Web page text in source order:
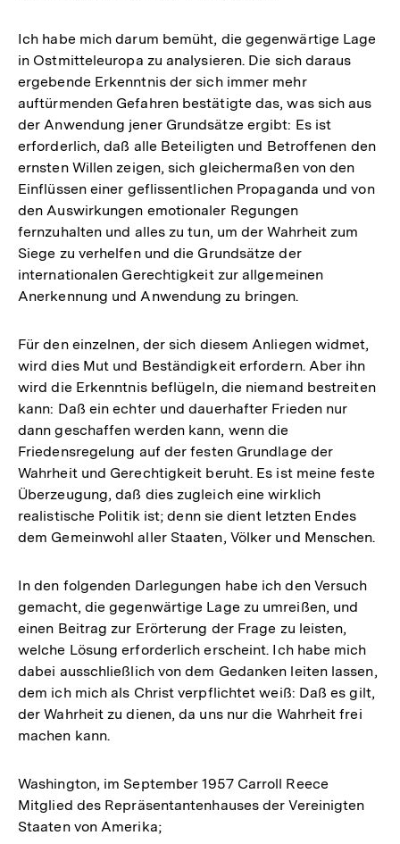
Ich habe mich darum bemüht, die gegenwärtige Lage
in Ostmitteleuropa zu analysieren. Die sich daraus
ergebende Erkenntnis der sich immer mehr
auftürmenden Gefahren bestätigte das, was sich aus
der Anwendung jener Grundsätze ergibt: Es ist
erforderlich, daß alle Beteiligten und Betroffenen den
ernsten Willen zeigen, sich gleichermaßen von den
Einflüssen einer geflissentlichen Propaganda und von
den Auswirkungen emotionaler Regungen
fernzuhalten und alles zu tun, um der Wahrheit zum
Siege zu verhelfen und die Grundsätze der
internationalen Gerechtigkeit zur allgemeinen
Anerkennung und Anwendung zu bringen.
Für den einzelnen, der sich diesem Anliegen widmet,
wird dies Mut und Beständigkeit erfordern. Aber ihn
wird die Erkenntnis beflügeln, die niemand bestreiten
kann: Daß ein echter und dauerhafter Frieden nur
dann geschaffen werden kann, wenn die
Friedensregelung auf der festen Grundlage der
Wahrheit und Gerechtigkeit beruht. Es ist meine feste
Überzeugung, daß dies zugleich eine wirklich
realistische Politik ist; denn sie dient letzten Endes
dem Gemeinwohl aller Staaten, Völker und Menschen.
In den folgenden Darlegungen habe ich den Versuch
gemacht, die gegenwärtige Lage zu umreißen, und
einen Beitrag zur Erörterung der Frage zu leisten,
welche Lösung erforderlich erscheint. Ich habe mich
dabei ausschließlich von dem Gedanken leiten lassen,
dem ich mich als Christ verpflichtet weiß: Daß es gilt,
der Wahrheit zu dienen, da uns nur die Wahrheit frei
machen kann.
Washington, im September 1957 Carroll Reece
Mitglied des Repräsentantenhauses der Vereinigten
Staaten von Amerika;